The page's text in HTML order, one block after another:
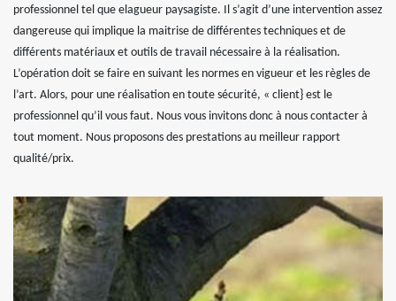
professionnel tel que elagueur paysagiste. Il s’agit d’une intervention assez
dangereuse qui implique la maitrise de différentes techniques et de
différents matériaux et outils de travail nécessaire à la réalisation.
L’opération doit se faire en suivant les normes en vigueur et les règles de
l’art. Alors, pour une réalisation en toute sécurité, « client} est le
professionnel qu’il vous faut. Nous vous invitons donc à nous contacter à
tout moment. Nous proposons des prestations au meilleur rapport
qualité/prix.